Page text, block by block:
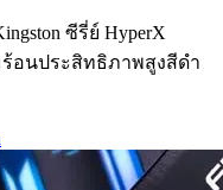
ซีรี่ย์ HyperX
ร้อนประสิทธิภาพสูงสีดำ